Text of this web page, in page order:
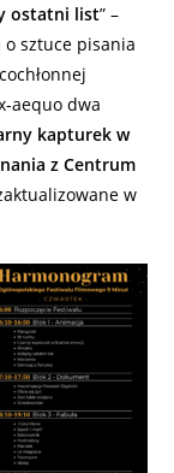
ostatni list” –
sztuce pisania
aequo dwa
kapturek w
z Centrum
w